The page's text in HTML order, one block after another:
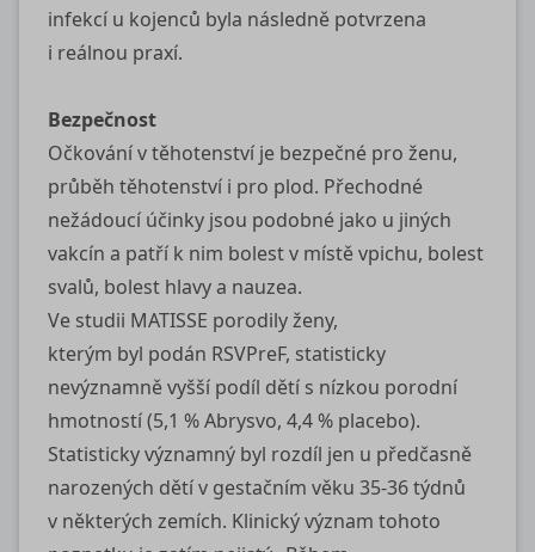
infekcí u kojenců byla následně potvrzena
i reálnou praxí.
Bezpečnost
Očkování v těhotenství je bezpečné pro ženu,
průběh těhotenství i pro plod. Přechodné
nežádoucí účinky jsou podobné jako u jiných
vakcín a patří k nim bolest v místě vpichu, bolest
svalů, bolest hlavy a nauzea.
Ve studii MATISSE porodily ženy,
kterým byl podán RSVPreF, statisticky
nevýznamně vyšší podíl dětí s nízkou porodní
hmotností (5,1 % Abrysvo, 4,4 % placebo).
Statisticky významný byl rozdíl jen u předčasně
narozených dětí v gestačním věku 35‑36 týdnů
v některých zemích. Klinický význam tohoto